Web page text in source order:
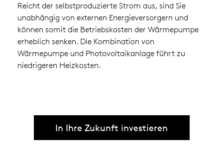
Reicht der selbstproduzierte Strom aus, sind Sie
unabhängig von externen Energieversorgern und
können somit die Betriebskosten der Wärmepumpe
erheblich senken. Die Kombination von
Wärmepumpe und Photovoltaikanlage führt zu
niedrigeren Heizkosten.
In Ihre Zukunft investieren